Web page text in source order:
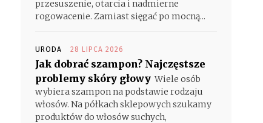
przesuszenie, otarcia i nadmierne
rogowacenie. Zamiast sięgać po mocną...
URODA 28 LIPCA 2026
Jak dobrać szampon? Najczęstsze
problemy skóry głowy Wiele osób
wybiera szampon na podstawie rodzaju
włosów. Na półkach sklepowych szukamy
produktów do włosów suchych,